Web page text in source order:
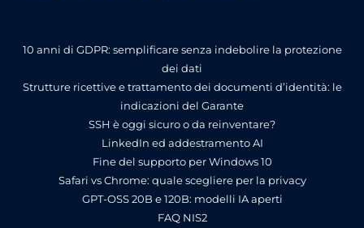
10 anni di GDPR: semplificare senza indebolire la protezione
dei dati
Strutture ricettive e trattamento dei documenti d’identità: le
indicazioni del Garante
SSH è oggi sicuro o da reinventare?
LinkedIn ed addestramento AI
Fine del supporto per Windows 10
Safari vs Chrome: quale scegliere per la privacy
GPT-OSS 20B e 120B: modelli IA aperti
FAQ NIS2